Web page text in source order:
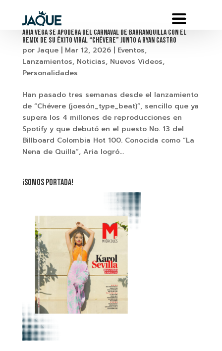
Aria Vega se apodera del Carnaval de Barranquilla con el
remix de su éxito viral “Chévere” junto a Ryan Castro
por Jaque| Mar 12, 2026| Eventos,
Lanzamientos, Noticias, Nuevos Videos,
Personalidades
Han pasado tres semanas desde el lanzamiento
de “Chévere (joesón_type_beat)”, sencillo que ya
supera los 4 millones de reproducciones en
Spotify y que debutó en el puesto No. 13 del
Billboard Colombia Hot 100. Conocida como “La
Nena de Quilla”, Aria logró...
¡SOMOS PORTADA!